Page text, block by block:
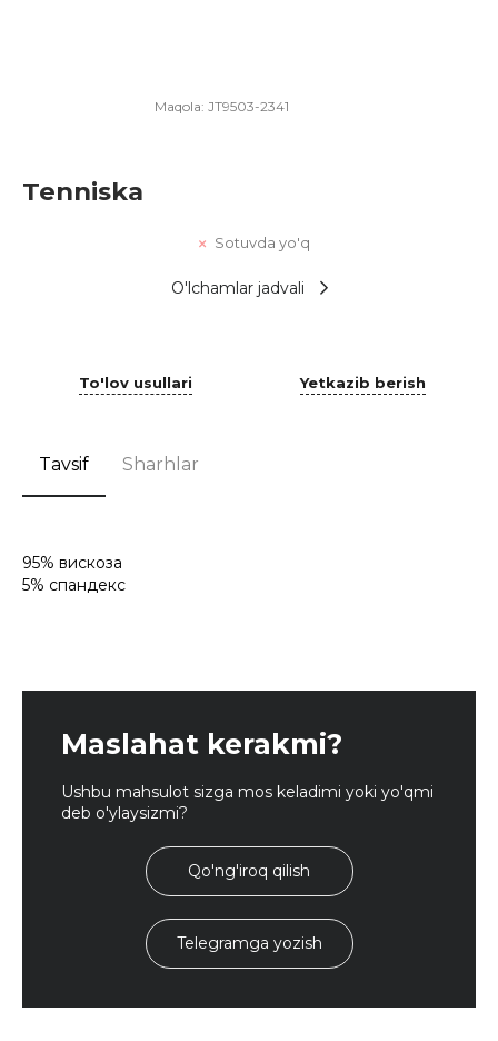
Maqola: JT9503-2341
Tenniska
Sotuvda yo'q
O'lchamlar jadvali
To'lov usullari Yetkazib berish
Tavsif Sharhlar
95% вискоза
5% спандекс
Maslahat kerakmi?
Ushbu mahsulot sizga mos keladimi yoki yo'qmi
deb o'ylaysizmi?
Qo'ng'iroq qilish
Telegramga yozish